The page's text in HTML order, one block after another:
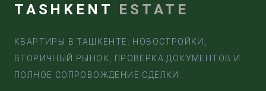
TASHKENT ESTATE
КВАРТИРЫ В ТАШКЕНТЕ: НОВОСТРОЙКИ,
ВТОРИЧНЫЙ РЫНОК, ПРОВЕРКА ДОКУМЕНТОВ И
ПОЛНОЕ СОПРОВОЖДЕНИЕ СДЕЛКИ.